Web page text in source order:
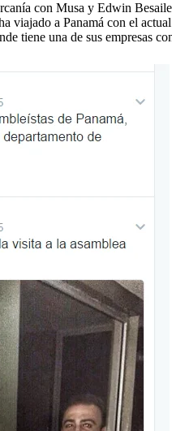
con Musa y Edwin
viajado a Panamá con el
tiene una de sus empresas